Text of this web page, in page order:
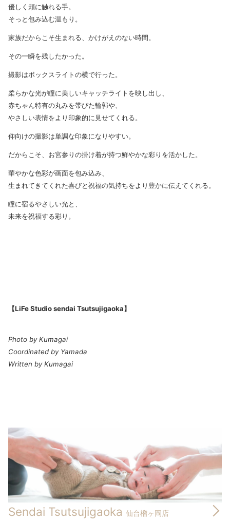
優しく頬に触れる手。
そっと包み込む温もり。
家族だからこそ生まれる、かけがえのない時間。
その一瞬を残したかった。
撮影はボックスライトの横で行った。
柔らかな光が瞳に美しいキャッチライトを映し出し、
赤ちゃん特有の丸みを帯びた輪郭や、
やさしい表情をより印象的に見せてくれる。
仰向けの撮影は単調な印象になりやすい。
だからこそ、お宮参りの掛け着が持つ鮮やかな彩りを活かした。
華やかな色彩が画面を包み込み、
生まれてきてくれた喜びと祝福の気持ちをより豊かに伝えてくれる。
瞳に宿るやさしい光と、
未来を祝福する彩り。
【LiFe Studio sendai Tsutsujigaoka】
Photo by Kumagai
Coordinated by Yamada
Written by Kumagai
Sendai Tsutsujigaoka 仙台榴ヶ岡店